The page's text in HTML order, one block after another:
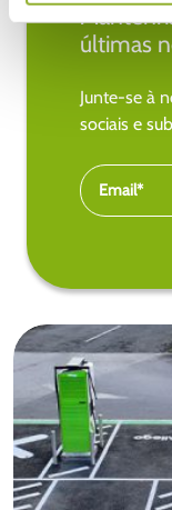
últimas
Junte-se à
sociais e